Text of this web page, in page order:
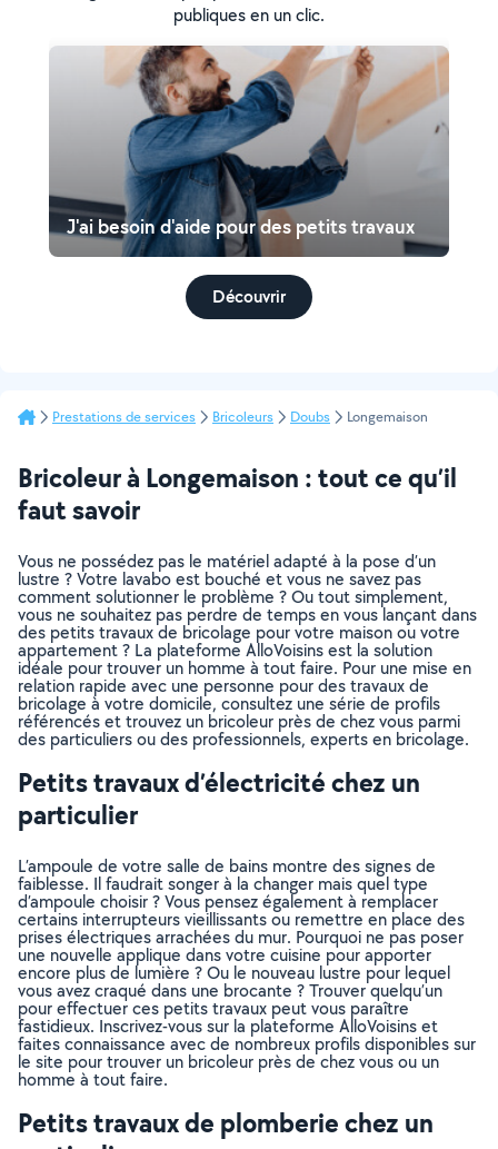
publiques en un clic.
J'ai besoin d'aide pour des petits travaux
Découvrir
Prestations de services Bricoleurs Doubs Longemaison
Bricoleur à Longemaison : tout ce qu’il
faut savoir
Vous ne possédez pas le matériel adapté à la pose d’un
lustre ? Votre lavabo est bouché et vous ne savez pas
comment solutionner le problème ? Ou tout simplement,
vous ne souhaitez pas perdre de temps en vous lançant dans
des petits travaux de bricolage pour votre maison ou votre
appartement ? La plateforme AlloVoisins est la solution
idéale pour trouver un homme à tout faire. Pour une mise en
relation rapide avec une personne pour des travaux de
bricolage à votre domicile, consultez une série de profils
référencés et trouvez un bricoleur près de chez vous parmi
des particuliers ou des professionnels, experts en bricolage.
Petits travaux d’électricité chez un
particulier
L’ampoule de votre salle de bains montre des signes de
faiblesse. Il faudrait songer à la changer mais quel type
d’ampoule choisir ? Vous pensez également à remplacer
certains interrupteurs vieillissants ou remettre en place des
prises électriques arrachées du mur. Pourquoi ne pas poser
une nouvelle applique dans votre cuisine pour apporter
encore plus de lumière ? Ou le nouveau lustre pour lequel
vous avez craqué dans une brocante ? Trouver quelqu’un
pour effectuer ces petits travaux peut vous paraître
fastidieux. Inscrivez-vous sur la plateforme AlloVoisins et
faites connaissance avec de nombreux profils disponibles sur
le site pour trouver un bricoleur près de chez vous ou un
homme à tout faire.
Petits travaux de plomberie chez un